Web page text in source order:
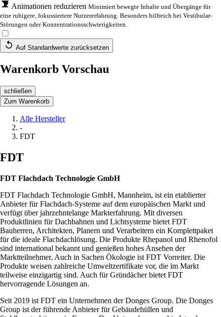
Animationen reduzieren Minimiert bewegte Inhalte und Übergänge für
eine ruhigere, fokussiertere Nutzererfahrung. Besonders hilfreich bei Vestibular-
Störungen oder Konzentrationsschwierigkeiten.
Auf Standardwerte zurücksetzen
Warenkorb Vorschau
schließen
Zum Warenkorb
Alle Hersteller
-
FDT
FDT
FDT Flachdach Technologie GmbH
FDT Flachdach Technologie GmbH, Mannheim, ist ein etablierter
Anbieter für Flachdach-Systeme auf dem europäischen Markt und
verfügt über jahrzehntelange Markterfahrung. Mit diversen
Produktlinien für Dachbahnen und Lichtsysteme bietet FDT
Bauherren, Architekten, Planern und Verarbeitern ein Komplettpaket
für die ideale Flachdachlösung. Die Produkte Rhepanol und Rhenofol
sind international bekannt und genießen hohes Ansehen der
Marktteilnehmer. Auch in Sachen Ökologie ist FDT Vorreiter. Die
Produkte weisen zahlreiche Umweltzertifikate vor, die im Markt
teilweise einzigartig sind. Auch für Gründächer bietet FDT
hervorragende Lösungen an.
Seit 2019 ist FDT ein Unternehmen der Donges Group. Die Donges
Group ist der führende Anbieter für Gebäudehüllen und